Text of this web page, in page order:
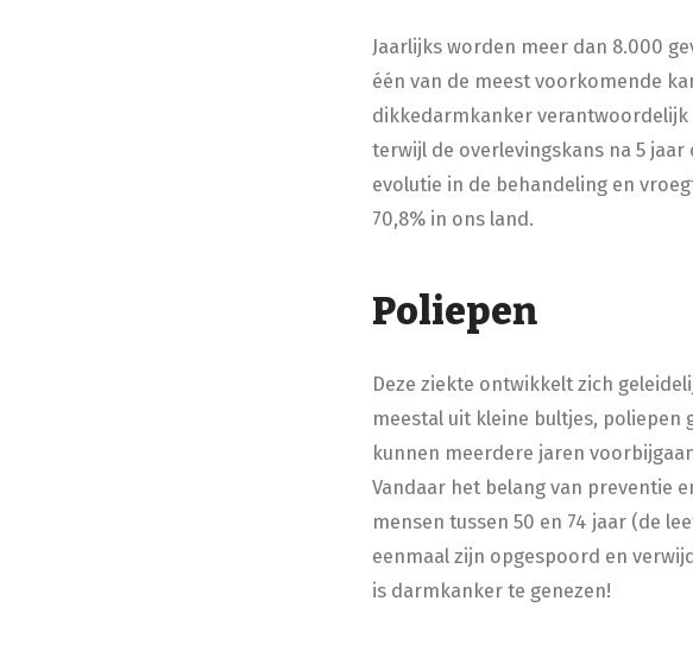
Jaarlijks worden meer dan 8.000
één van de meest voorkomende
dikkedarmkanker
terwijl de overlevingskans na 5
evolutie in de behandeling en
70,8% in ons land.
Poliepen
Deze ziekte ontwikkelt zich
meestal uit kleine bultjes,
kunnen meerdere jaren
Vandaar het belang van preventie
mensen tussen 50 en 74 jaar (de
eenmaal zijn opgespoord en
is darmkanker te genezen!